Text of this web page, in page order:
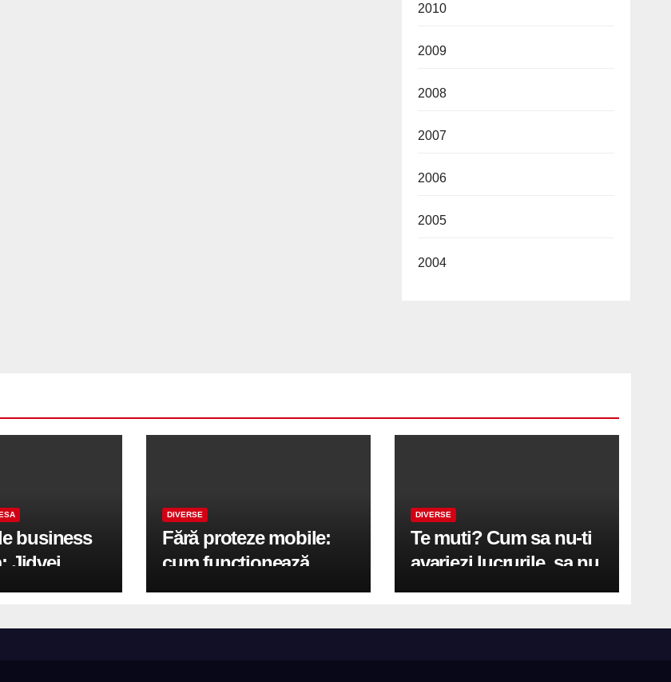
2010
2009
2008
2007
2006
2005
2004
business
Jidvei
terasele în
DIVERSE
Fără proteze mobile:
cum funcționează
reabilitarea completă
DIVERSE
Te muti? Cum sa nu-ti
avariezi lucrurile, sa nu
zgarii podeaua sau sa